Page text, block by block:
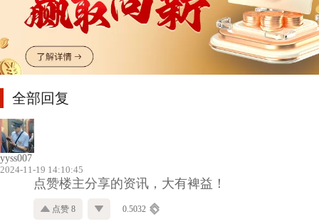
全部回复
yyss007
2024-11-19 14:10:45
点赞楼主分享的资讯，大有裨益！
点赞 8 0.5032